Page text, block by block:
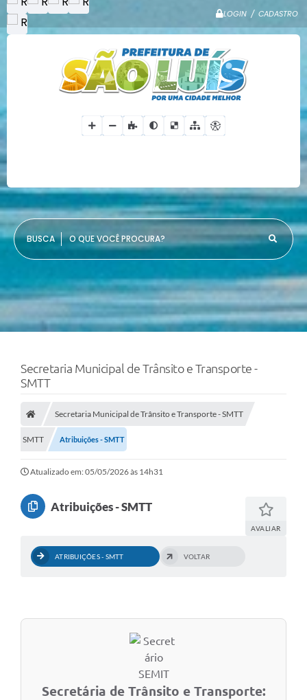
LOGIN / CADASTRO
O QUE VOCÊ PROCURA?
Secretaria Municipal de Trânsito e Transporte -
SMTT
Secretaria Municipal de Trânsito e Transporte - SMTT
SMTT Atribuições - SMTT
Atualizado em: 05/05/2026 às 14h31
Atribuições - SMTT
AVALIAR
ATRIBUIÇÕES - SMTT VOLTAR
Secretária de Trânsito e Transporte: